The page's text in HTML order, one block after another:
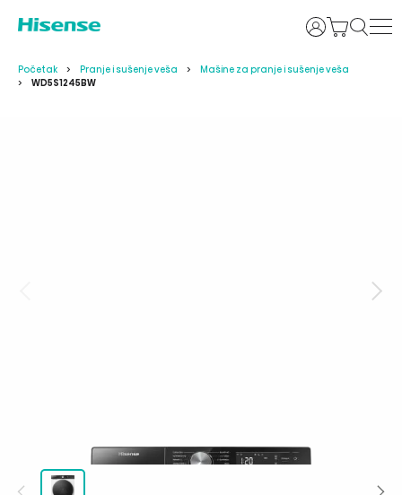
Prijava
Početak Pranje i sušenje veša
Mašine za pranje i sušenje veša
WD5S1245BW